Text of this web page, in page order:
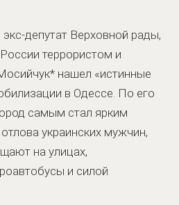
депутат Верховной рады,
террористом и
нашел «истинные
в Одессе. По его
самым стал ярким
украинских мужчин,
на улицах,
и силой